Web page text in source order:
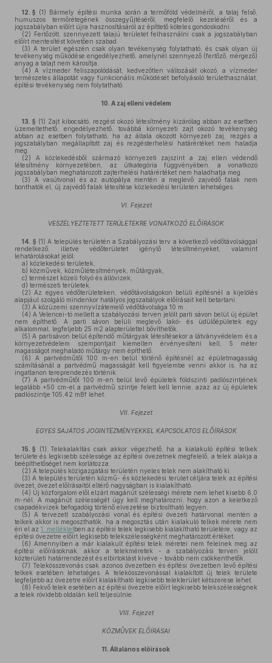
12. § (1) Bármely építési munka során a termőföld védelméről, a talaj felső,
humuszos termőrétegének összegyűjtéséről, megfelelő kezeléséről és a
jogszabályban előírt újra hasznosításáról az építtető köteles gondoskodni.
(2) Fertőzött, szennyezett talajú területet felhasználni csak a jogszabályban
előírt mentesítést követően szabad.
(3) A terület egészén csak olyan tevékenység folytatható, és csak olyan új
tevékenység működése engedélyezhető, amelynél szennyező (fertőző, mérgező)
anyag a talajt nem károsítja.
(4) A vízmeder feliszapolódását, kedvezőtlen változását okozó, a vízmeder
természetes állapotát vagy funkcionális működését befolyásoló területhasználat,
építési tevékenység nem folytatható.
10. A zaj elleni védelem
13. § (1) Zajt kibocsátó, rezgést okozó létesítmény kizárólag abban az esetben
üzemeltethető, engedélyezhető, továbbá környezeti zajt okozó tevékenység
abban az esetben folytatható, ha az általa okozott környezeti zaj, rezgés a
jogszabályban megállapított zaj és rezgésterhelési határértéket nem haladja
meg.
(2) A közlekedésből származó környezeti zajszint a zaj ellen védendő
létesítmény környezetében, az útkategória függvényében, a vonatkozó
jogszabályban meghatározott zajterhelési határértéket nem haladhatja meg.
(3) A vasútvonal és az autópálya mentén a meglevő zajvédő falak nem
bonthatók el, új zajvédő falak létesítése közlekedési területen lehetséges.
VI. Fejezet
VESZÉLYEZTETETT TERÜLETEKRE VONATKOZÓ ELŐÍRÁSOK
14. § (1) A település területén a Szabályozási terv a következő védőtávolsággal
rendelkező, illetve védőterületet igénylő létesítményeket, valamint
lehatárolásokat jelöl:
a) közlekedési területek,
b) közművek, közműlétesítmények, műtárgyak,
c) természet közeli folyó és állóvizek,
d) természeti területek.
(2) Az egyes védőterületeken, védőtávolságokon belüli építésnél a kijelölés
alapjául szolgáló mindenkor hatályos jogszabályok előírásait kell betartani.
(3) A közüzemi szennyvízátemelő védőtávolsága 10 m .
(4) A Velencei-tó mellett a szabályozási terven jelölt parti sávon belül új épület
nem építhető. A parti sávon belüli meglevő lakó- és üdülőépületek egy
alkalommal, legfeljebb 25 m2 alapterülettel bővíthetők.
(5) A partisávon belül építendő műtárgyak létesítésekor a látványvédelem és a
környezetvédelem szempontjait kiemelten érvényesíteni kell, 5 méter
magasságot meghaladó műtárgy nem építhető.
(6) A partvédműtől 100 m-en belül történő építésnél az épületmagasság
számításánál a partvédmű magasságát kell figyelembe venni akkor is, ha az
ingatlanon tereprendezés történik.
(7) A partvédműtől 100 m-en belül levő épületek földszinti padlószintjének
legalább +50 cm-el a partvédmű szintje felett kell lennie, azaz az új épületek
padlószintje 105,42 mBf lehet.
VII. Fejezet
EGYES SAJÁTOS JOGINTÉZMÉNYEKKEL KAPCSOLATOS ELŐÍRÁSOK
15. § (1) Telekalakítás csak akkor végezhető, ha a kialakuló építési telkek
területe és legkisebb szélessége az építési övezetnek megfelelő, a telek alakja a
beépíthetőséget nem korlátozza.
(2) A település közigazgatási területén nyeles telek nem alakítható ki.
(3) A település területén közmű- és közlekedési terület céljára telek az építési
övezet, övezet előírásaitól eltérő nagyságban is kialakítható.
(4) Új közforgalom elől elzárt magánút szélességi mérete nem lehet kisebb 6,0
m-nél. A magánút szélességét úgy kell meghatározni, hogy azon a keletkező
csapadékvizek befogadóig történő elvezetése biztosítható legyen.
(5) A tervezett szabályozási vonal és építési övezeti határvonal mentén a
telkek akkor is megoszthatók, ha a megosztás után kialakuló telkek mérete nem
éri el az 1. mellékletben az építési telek legkisebb kialakítható területére, vagy az
építési övezetre előírt legkisebb telekszélességként meghatározott értéket.
(6) Amennyiben a már kialakult építési telek méretei nem felelnek meg az
építési előírásoknak, akkor a telekméretek - a szabályozási terven jelölt
közterületi határrendezést és elbirtoklást kivéve - tovább nem csökkenthetők.
(7) Telekösszevonás csak azonos övezetben és építési övezetben levő építési
telkek esetében lehetséges. A telekösszevonással kialakított új telek területe
legfeljebb az övezetre előírt kialakítható legkisebb telekterület kétszerese lehet.
(8) Fekvő telek esetében az építési övezetre előírt legkisebb telekszélességnek
a telek rövidebb oldalán kell teljesülnie.
VIII. Fejezet
KÖZMŰVEK ELŐÍRÁSAI
11. Általános előírások